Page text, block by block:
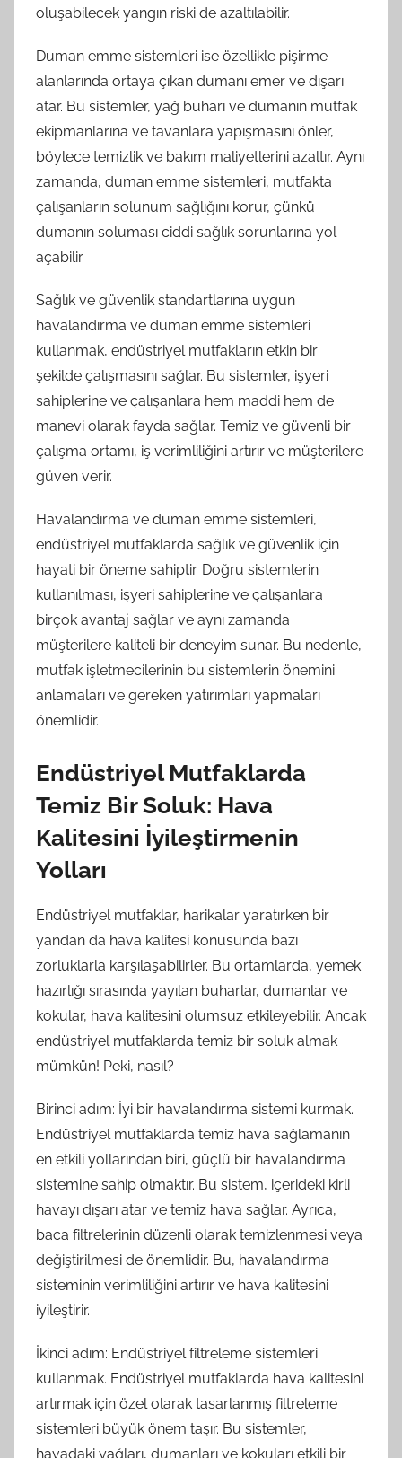
oluşabilecek yangın riski de azaltılabilir.
Duman emme sistemleri ise özellikle pişirme
alanlarında ortaya çıkan dumanı emer ve dışarı
atar. Bu sistemler, yağ buharı ve dumanın mutfak
ekipmanlarına ve tavanlara yapışmasını önler,
böylece temizlik ve bakım maliyetlerini azaltır. Aynı
zamanda, duman emme sistemleri, mutfakta
çalışanların solunum sağlığını korur, çünkü
dumanın soluması ciddi sağlık sorunlarına yol
açabilir.
Sağlık ve güvenlik standartlarına uygun
havalandırma ve duman emme sistemleri
kullanmak, endüstriyel mutfakların etkin bir
şekilde çalışmasını sağlar. Bu sistemler, işyeri
sahiplerine ve çalışanlara hem maddi hem de
manevi olarak fayda sağlar. Temiz ve güvenli bir
çalışma ortamı, iş verimliliğini artırır ve müşterilere
güven verir.
Havalandırma ve duman emme sistemleri,
endüstriyel mutfaklarda sağlık ve güvenlik için
hayati bir öneme sahiptir. Doğru sistemlerin
kullanılması, işyeri sahiplerine ve çalışanlara
birçok avantaj sağlar ve aynı zamanda
müşterilere kaliteli bir deneyim sunar. Bu nedenle,
mutfak işletmecilerinin bu sistemlerin önemini
anlamaları ve gereken yatırımları yapmaları
önemlidir.
Endüstriyel Mutfaklarda
Temiz Bir Soluk: Hava
Kalitesini İyileştirmenin
Yolları
Endüstriyel mutfaklar, harikalar yaratırken bir
yandan da hava kalitesi konusunda bazı
zorluklarla karşılaşabilirler. Bu ortamlarda, yemek
hazırlığı sırasında yayılan buharlar, dumanlar ve
kokular, hava kalitesini olumsuz etkileyebilir. Ancak
endüstriyel mutfaklarda temiz bir soluk almak
mümkün! Peki, nasıl?
Birinci adım: İyi bir havalandırma sistemi kurmak.
Endüstriyel mutfaklarda temiz hava sağlamanın
en etkili yollarından biri, güçlü bir havalandırma
sistemine sahip olmaktır. Bu sistem, içerideki kirli
havayı dışarı atar ve temiz hava sağlar. Ayrıca,
baca filtrelerinin düzenli olarak temizlenmesi veya
değiştirilmesi de önemlidir. Bu, havalandırma
sisteminin verimliliğini artırır ve hava kalitesini
iyileştirir.
İkinci adım: Endüstriyel filtreleme sistemleri
kullanmak. Endüstriyel mutfaklarda hava kalitesini
artırmak için özel olarak tasarlanmış filtreleme
sistemleri büyük önem taşır. Bu sistemler,
havadaki yağları, dumanları ve kokuları etkili bir